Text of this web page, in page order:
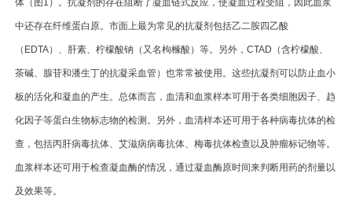
体（图1）。抗凝剂的存在阻断了凝血链式反应，使凝血过程受阻，因此血浆
中还存在纤维蛋白原。市面上最为常见的抗凝剂包括乙二胺四乙酸
（EDTA）、肝素、柠檬酸钠（又名枸橼酸）等。另外，CTAD（含柠檬酸、
茶碱、腺苷和潘生丁的抗凝采血管）也常常被使用。这些抗凝剂可以防止血小
板的活化和凝血的产生。总体而言，血清和血浆样本可用于各类细胞因子、趋
化因子等蛋白生物标志物的检测。另外，血清样本还可用于各种病毒抗体的检
查，包括丙肝病毒抗体、艾滋病病毒抗体、梅毒抗体检查以及肿瘤标记物等。
血浆样本还可用于检查凝血酶的情况，通过凝血酶原时间来判断用药的剂量以
及效果等。